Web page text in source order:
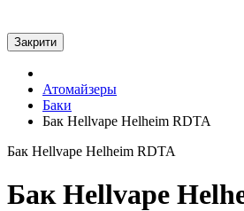
Закрити
Атомайзеры
Баки
Бак Hellvape Helheim RDTA
Бак Hellvape Helheim RDTA
Бак Hellvape